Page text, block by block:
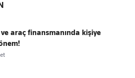
araç finansmanında kişiye